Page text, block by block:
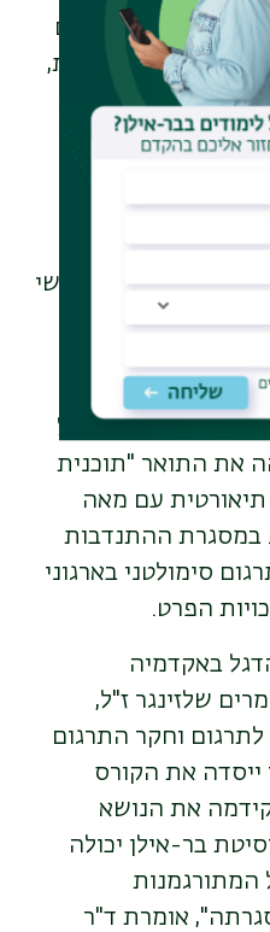
המגוונים
לדתות השונות,
מטבחים".
הקורס האקדמי
מסוגו
לצורך של השטח באנשי
ואולם,לדבריה,
לא יודעים
"מעין יצור
הקורס קיבל
את התואר "תוכנית
עם מאה
. במסגרת ההתנדבות
סימולטני בארגוני
הפרט.
באקדמיה
שלזינגר ז"ל,
וחקר התרגום
ייסדה את הקורס
את הנושא
בר-אילן יכולה
המתורגמנות
אומרת ד"ר